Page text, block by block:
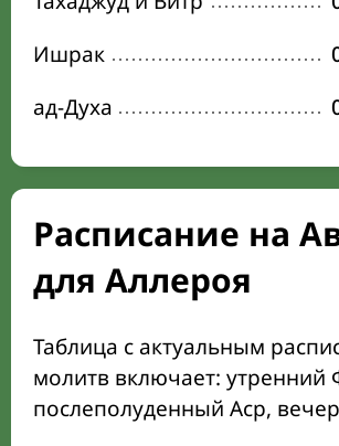
Ишрак
ад-Духа
Расписание на
для Аллероя
Таблица с актуальным
молитв включает:
послеполуденный Аср,